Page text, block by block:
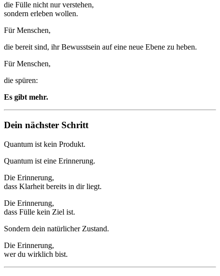
die Fülle nicht nur verstehen,
sondern erleben wollen.
Für Menschen,
die bereit sind, ihr Bewusstsein auf eine neue Ebene zu heben.
Für Menschen,
die spüren:
Es gibt mehr.
Dein nächster Schritt
Quantum ist kein Produkt.
Quantum ist eine Erinnerung.
Die Erinnerung,
dass Klarheit bereits in dir liegt.
Die Erinnerung,
dass Fülle kein Ziel ist.
Sondern dein natürlicher Zustand.
Die Erinnerung,
wer du wirklich bist.